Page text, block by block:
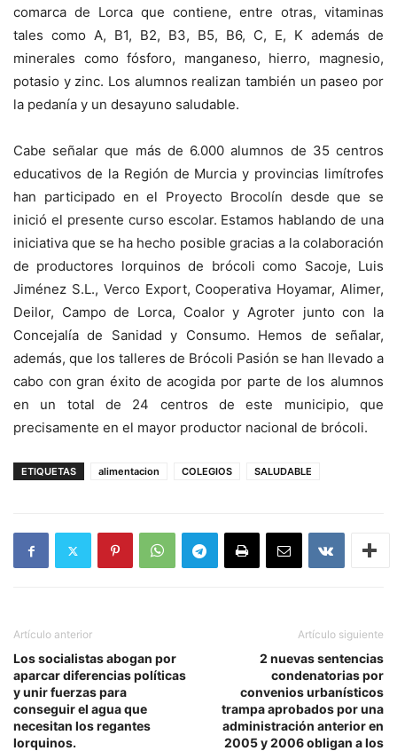
comarca de Lorca que contiene, entre otras, vitaminas
tales como A, B1, B2, B3, B5, B6, C, E, K además de
minerales como fósforo, manganeso, hierro, magnesio,
potasio y zinc. Los alumnos realizan también un paseo por
la pedanía y un desayuno saludable.
Cabe señalar que más de 6.000 alumnos de 35 centros
educativos de la Región de Murcia y provincias limítrofes
han participado en el Proyecto Brocolín desde que se
inició el presente curso escolar. Estamos hablando de una
iniciativa que se ha hecho posible gracias a la colaboración
de productores lorquinos de brócoli como Sacoje, Luis
Jiménez S.L., Verco Export, Cooperativa Hoyamar, Alimer,
Deilor, Campo de Lorca, Coalor y Agroter junto con la
Concejalía de Sanidad y Consumo. Hemos de señalar,
además, que los talleres de Brócoli Pasión se han llevado a
cabo con gran éxito de acogida por parte de los alumnos
en un total de 24 centros de este municipio, que
precisamente en el mayor productor nacional de brócoli.
ETIQUETAS alimentacion COLEGIOS SALUDABLE
Artículo anterior
Los socialistas abogan por
aparcar diferencias políticas
y unir fuerzas para
conseguir el agua que
necesitan los regantes
lorquinos.
Artículo siguiente
2 nuevas sentencias
condenatorias por
convenios urbanísticos
trampa aprobados por una
administración anterior en
2005 y 2006 obligan a los